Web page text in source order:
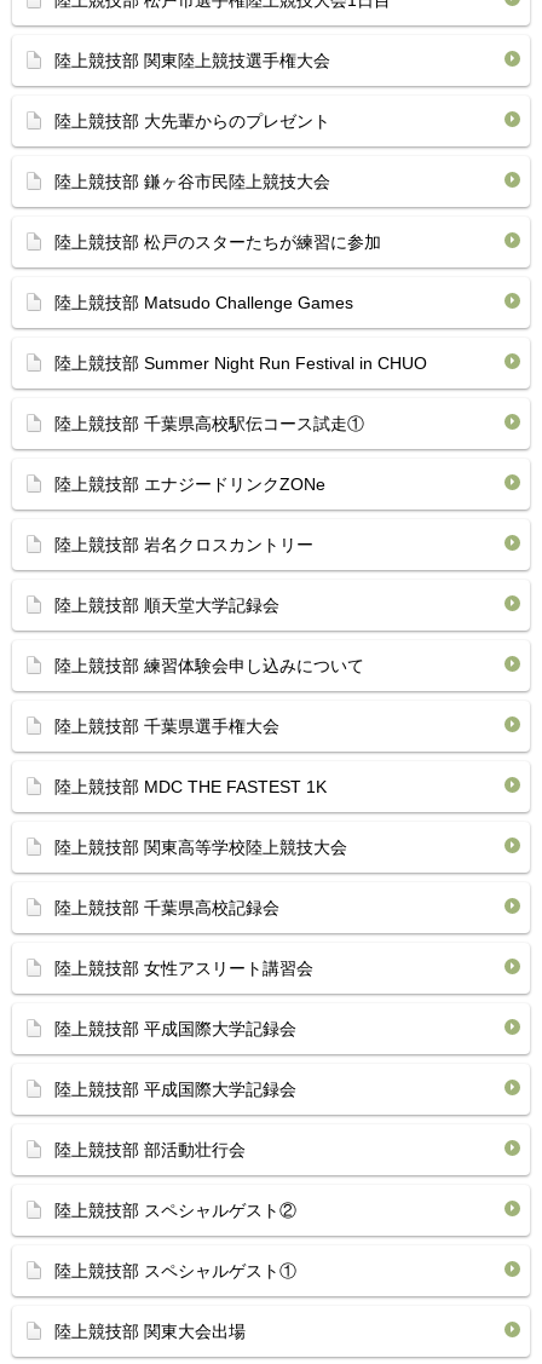
陸上競技部 関東陸上競技選手権大会
陸上競技部 大先輩からのプレゼント
陸上競技部 鎌ヶ谷市民陸上競技大会
陸上競技部 松戸のスターたちが練習に参加
陸上競技部 Matsudo Challenge Games
陸上競技部 Summer Night Run Festival in CHUO
陸上競技部 千葉県高校駅伝コース試走①
陸上競技部 エナジードリンクZONe
陸上競技部 岩名クロスカントリー
陸上競技部 順天堂大学記録会
陸上競技部 練習体験会申し込みについて
陸上競技部 千葉県選手権大会
陸上競技部 MDC THE FASTEST 1K
陸上競技部 関東高等学校陸上競技大会
陸上競技部 千葉県高校記録会
陸上競技部 女性アスリート講習会
陸上競技部 平成国際大学記録会
陸上競技部 平成国際大学記録会
陸上競技部 部活動壮行会
陸上競技部 スペシャルゲスト②
陸上競技部 スペシャルゲスト①
陸上競技部 関東大会出場